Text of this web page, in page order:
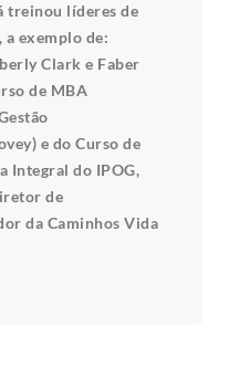
treinou líderes de
a exemplo de:
Clark e Faber
de MBA
e do Curso de
Integral do IPOG,
de
da Caminhos Vida